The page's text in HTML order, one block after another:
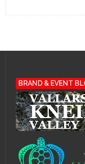
BRAND & EVENT